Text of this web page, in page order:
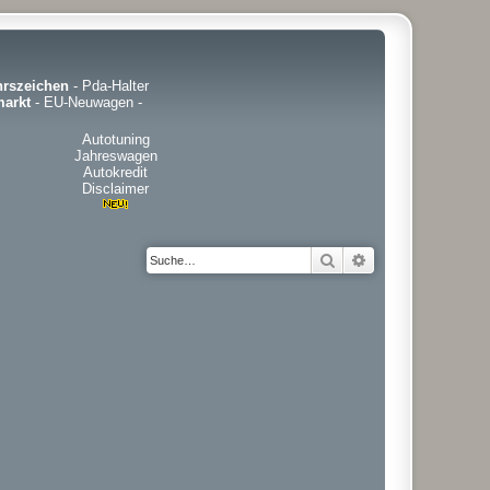
- Pda-Halter
- EU-Neuwagen -
Autotuning
Jahreswagen
Autokredit
Disclaimer
Suche